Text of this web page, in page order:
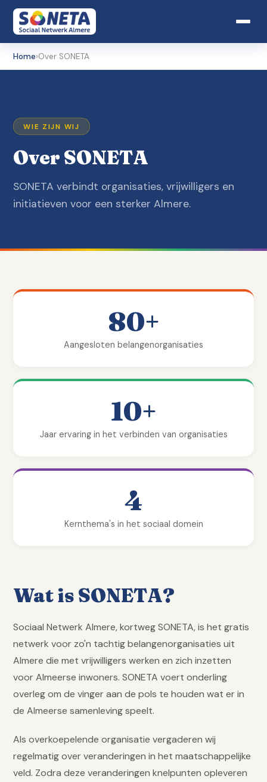
Home›Over SONETA
WIE ZIJN WIJ
Over SONETA
SONETA verbindt organisaties, vrijwilligers en
initiatieven voor een sterker Almere.
80+
Aangesloten belangenorganisaties
10+
Jaar ervaring in het verbinden van organisaties
4
Kernthema's in het sociaal domein
Wat is SONETA?
Sociaal Netwerk Almere, kortweg SONETA, is het gratis
netwerk voor zo'n tachtig belangenorganisaties uit
Almere die met vrijwilligers werken en zich inzetten
voor Almeerse inwoners. SONETA voert onderling
overleg om de vinger aan de pols te houden wat er in
de Almeerse samenleving speelt.
Als overkoepelende organisatie vergaderen wij
regelmatig over veranderingen in het maatschappelijke
veld. Zodra deze veranderingen knelpunten opleveren